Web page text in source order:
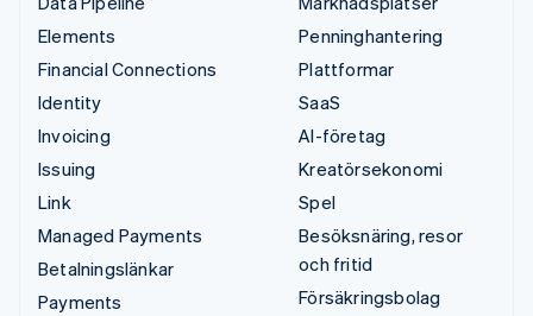
Elements
Financial Connections
Identity
Invoicing
Issuing
Link
Managed Payments
Betalningslänkar
Payments
Penninghantering
Plattformar
SaaS
AI-företag
Kreatörsekonomi
Spel
Besöksnäring, resor
och fritid
Försäkringsbolag